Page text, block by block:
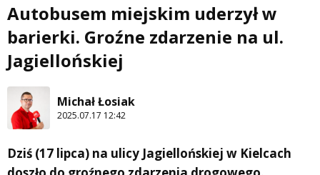
Autobusem miejskim uderzył w
barierki. Groźne zdarzenie na ul.
Jagiellońskiej
Michał Łosiak
2025.07.17 12:42
Dziś (17 lipca) na ulicy Jagiellońskiej w Kielcach